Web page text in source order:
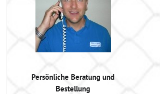
Persönliche Beratung und
Bestellung